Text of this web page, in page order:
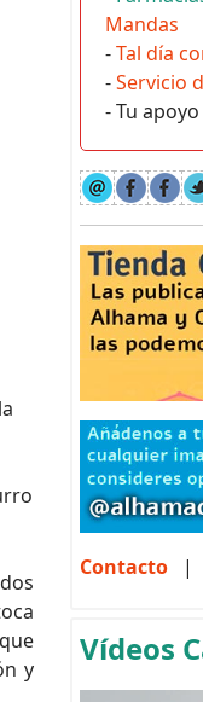
y
Mandas
-Tal día
-Servicio
- Tu
Contacto |
Vídeos